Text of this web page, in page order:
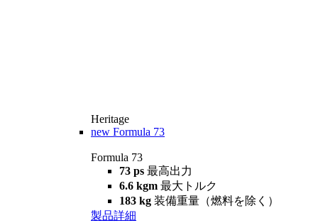
Heritage
new Formula 73
Formula 73
73 ps 最高出力
6.6 kgm 最大トルク
183 kg 装備重量（燃料を除く）
製品詳細